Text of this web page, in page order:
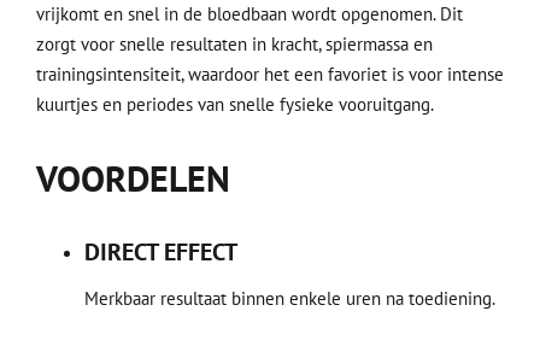
vrijkomt en snel in de bloedbaan wordt opgenomen. Dit
zorgt voor snelle resultaten in kracht, spiermassa en
trainingsintensiteit, waardoor het een favoriet is voor intense
kuurtjes en periodes van snelle fysieke vooruitgang.
VOORDELEN
DIRECT EFFECT
Merkbaar resultaat binnen enkele uren na toediening.